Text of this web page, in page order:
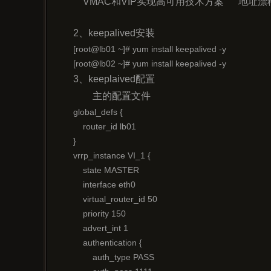
2、keepalived安装
[root@lb01 ~]# yum install keepalived -y
[root@lb02 ~]# yum install keepalived -y
3、keeplaived配置
	主的配置文件
global_defs {
router_id lb01
}
vrrp_instance VI_1 {
state MASTER
interface eth0
virtual_router_id 50
priority 150
advert_int 1
authentication {
auth_type PASS